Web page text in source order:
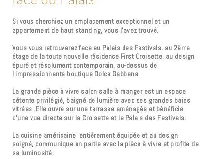
Si vous cherchiez un emplacement exceptionnel et un
appartement de haut standing, vous l’avez trouvé.
Vous vous retrouverez face au Palais des Festivals, au 2ème
étage de la toute nouvelle résidence First Croisette, au design
épuré et résolument contemporain, au-dessus de
l’impressionnante boutique Dolce Gabbana.
La grande pièce à vivre salon salle à manger est un espace
détente privilégié, baigné de lumière avec ses grandes baies
vitrées. Elle ouvre sur une terrasse aménagée et bénéficie
d’une vue directe sur la Croisette et le Palais des Festivals.
La cuisine américaine, entièrement équipée et au design
soigné, communique en partie avec la pièce à vivre et profite de
sa luminosité.